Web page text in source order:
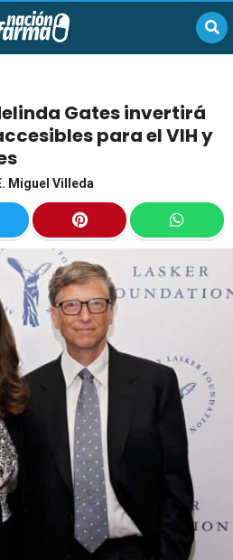
Gates invertirá
para el VIH y
Miguel Villeda